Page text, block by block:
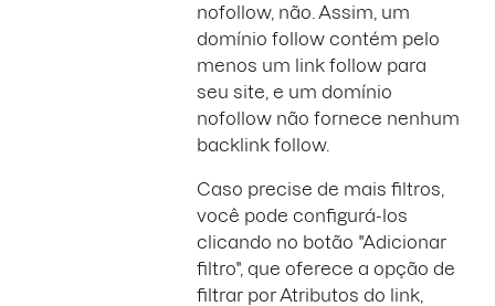
nofollow, não. Assim, um
domínio follow contém pelo
menos um link follow para
seu site, e um domínio
nofollow não fornece nenhum
backlink follow.
Caso precise de mais filtros,
você pode configurá-los
clicando no botão "Adicionar
filtro", que oferece a opção de
filtrar por Atributos do link,